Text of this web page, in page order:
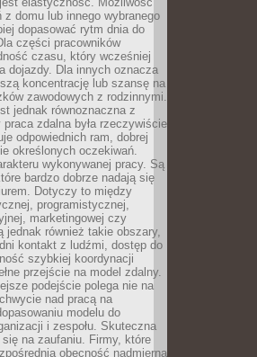
z domu lub innego wybranego
dopasować rytm dnia do
części pracowników
czasu, który wcześniej
dojazdy. Dla innych oznacza
koncentrację lub szansę na
zawodowych z rodzinnymi.
jednak równoznaczna z
zdalna była rzeczywiście
odpowiednich ram, dobrej
określonych oczekiwań.
wykonywanej pracy. Są
bardzo dobrze nadają się
Dotyczy to między
programistycznej,
marketingowej czy
jednak również takie obszary,
kontakt z ludźmi, dostęp do
szybkiej koordynacji
przejście na model zdalny.
podejście polega nie na
nad pracą na
modelu do
i zespołu. Skuteczna
na zaufaniu. Firmy, które
obecność nadmierną